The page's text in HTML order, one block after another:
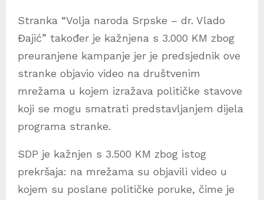
Stranka “Volja naroda Srpske – dr. Vlado
Đajić” također je kažnjena s 3.000 KM zbog
preuranjene kampanje jer je predsjednik ove
stranke objavio video na društvenim
mrežama u kojem izražava političke stavove
koji se mogu smatrati predstavljanjem dijela
programa stranke.
SDP je kažnjen s 3.500 KM zbog istog
prekršaja: na mrežama su objavili video u
kojem su poslane političke poruke, čime je